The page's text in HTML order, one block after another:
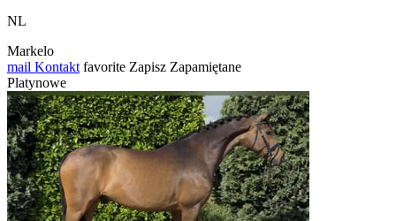
NL
Markelo
mail Kontakt favorite Zapisz Zapamiętane
Platynowe